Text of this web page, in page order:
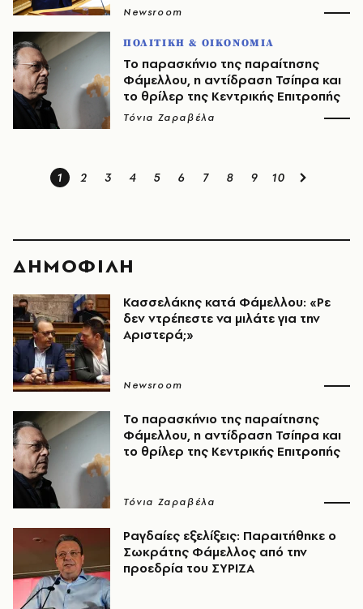
Newsroom
ΠΟΛΙΤΙΚΗ & ΟΙΚΟΝΟΜΙΑ
Το παρασκήνιο της παραίτησης
Φάμελλου, η αντίδραση Τσίπρα και
το θρίλερ της Κεντρικής Επιτροπής
Τόνια Ζαραβέλα
1 2 3 4 5 6 7 8 9 10
ΔΗΜΟΦΙΛΗ
Κασσελάκης κατά Φάμελλου: «Ρε
δεν ντρέπεστε να μιλάτε για την
Αριστερά;»
Newsroom
Το παρασκήνιο της παραίτησης
Φάμελλου, η αντίδραση Τσίπρα και
το θρίλερ της Κεντρικής Επιτροπής
Τόνια Ζαραβέλα
Ραγδαίες εξελίξεις: Παραιτήθηκε ο
Σωκράτης Φάμελλος από την
προεδρία του ΣΥΡΙΖΑ